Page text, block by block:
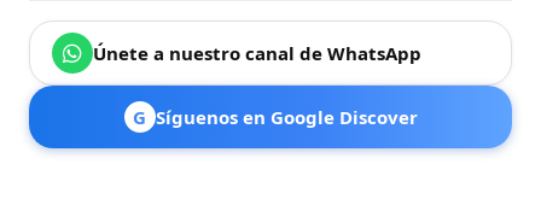
Únete a nuestro canal de WhatsApp
G Síguenos en Google Discover